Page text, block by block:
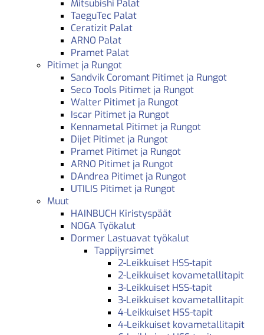
Mitsubishi Palat
TaeguTec Palat
Ceratizit Palat
ARNO Palat
Pramet Palat
Pitimet ja Rungot
Sandvik Coromant Pitimet ja Rungot
Seco Tools Pitimet ja Rungot
Walter Pitimet ja Rungot
Iscar Pitimet ja Rungot
Kennametal Pitimet ja Rungot
Dijet Pitimet ja Rungot
Pramet Pitimet ja Rungot
ARNO Pitimet ja Rungot
DAndrea Pitimet ja Rungot
UTILIS Pitimet ja Rungot
Muut
HAINBUCH Kiristyspäät
NOGA Työkalut
Dormer Lastuavat työkalut
Tappijyrsimet
2-Leikkuiset HSS-tapit
2-Leikkuiset kovametallitapit
3-Leikkuiset HSS-tapit
3-Leikkuiset kovametallitapit
4-Leikkuiset HSS-tapit
4-Leikkuiset kovametallitapit